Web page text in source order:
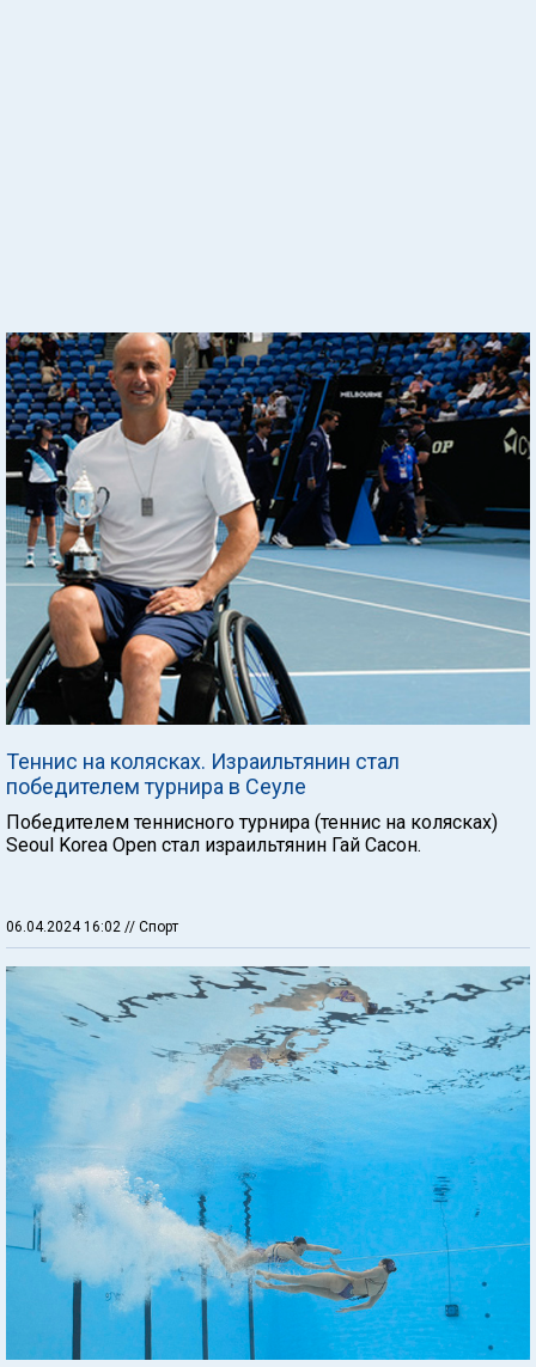
Теннис на колясках. Израильтянин стал
победителем турнира в Сеуле
Победителем теннисного турнира (теннис на колясках)
Seoul Korea Open стал израильтянин Гай Сасон.
06.04.2024 16:02 // Спорт